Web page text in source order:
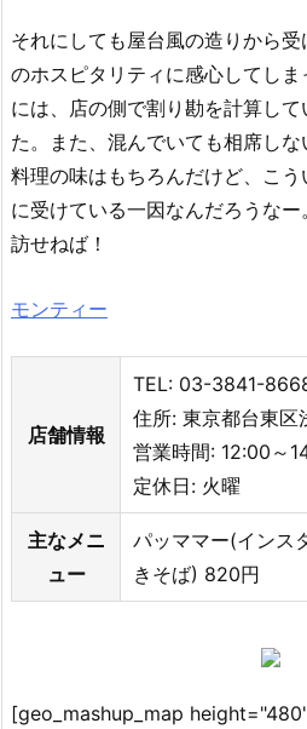
それにしても屋台風の造りから
のホスピタリティに感心してし
には、店の側で割り勘を計算し
た。また、混んでいても相席しな
料理の味はもちろんだけど、こ
に受けている一因なんだろうな
訪せねば！
モンティー
店舗情報
TEL: 03-3841-
住所: 東京都台東区
営業時間: 12:00～
定休日: 火曜
主なメニ
ュー
パッママー(インス
きそば) 820円
[geo_mashup_map